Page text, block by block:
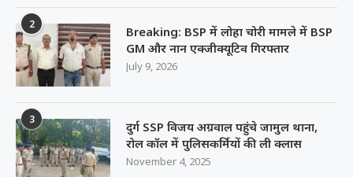
2
Breaking: BSP में लोहा चोरी मामले में BSP
GM और नान एक्जीक्यूटिव गिरफ्तार
July 9, 2026
3
दुर्ग SSP विजय अग्रवाल पहुंचे जामुल थाना,
रोल कॉल में पुलिसकर्मियों की ली क्लास
November 4, 2025